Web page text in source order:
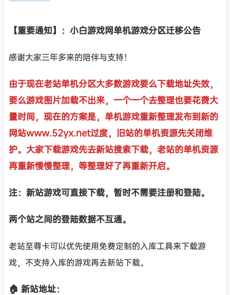
【重要通知】：小白游戏网单机游戏分区迁移公告
感谢大家三年多来的陪伴与支持！
由于现在老站单机分区大多数游戏要么下载地址失效，
要么游戏图片加载不出来，一个一个去整理也要花费大
量时间，现在的方案是，单机游戏重新整理发布到新的
网站www.52yx.net过度，旧站的单机资源先关闭维
护。大家下载游戏先去新站搜索下载，老站的单机资源
再重新慢慢整理，等整理好了再重新开启。
注：新站游戏可直接下载，暂时不需要注册和登陆。
两个站之间的登陆数据不互通。
老站至尊卡可以优先使用免费定制的入库工具来下载游
戏，不支持入库的游戏再去新站下载。
🏠 新站地址：